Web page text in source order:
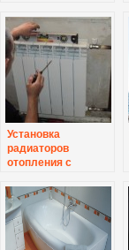
Установка
радиаторов
отопления с